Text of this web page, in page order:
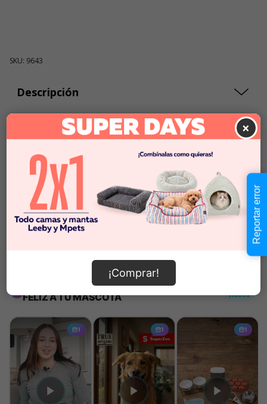
SKU: 9643
Descripción
Cantidad:
-
Añadir al carrito
Información de envío
×
¡Comprar!
Reportar error